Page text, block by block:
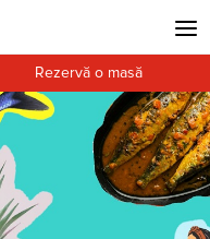
Rezervă o masă